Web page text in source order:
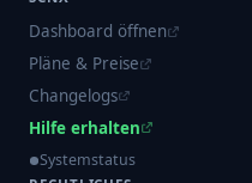
Dashboard öffnen
Pläne & Preise
Changelogs
Hilfe erhalten
Systemstatus